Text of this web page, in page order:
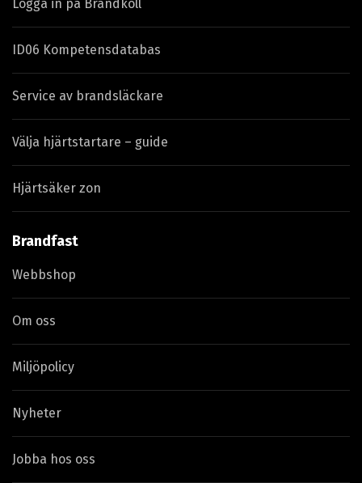
Logga in på Brandkoll
ID06 Kompetensdatabas
Service av brandsläckare
Välja hjärtstartare – guide
Hjärtsäker zon
Brandfast
Webbshop
Om oss
Miljöpolicy
Nyheter
Jobba hos oss